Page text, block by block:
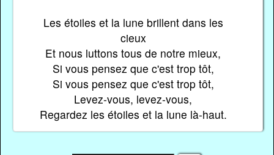
Les étoiles et la lune brillent dans les
cieux
Et nous luttons tous de notre mieux,
Si vous pensez que c'est trop tôt,
Si vous pensez que c'est trop tôt,
Levez-vous, levez-vous,
Regardez les étoiles et la lune là-haut.